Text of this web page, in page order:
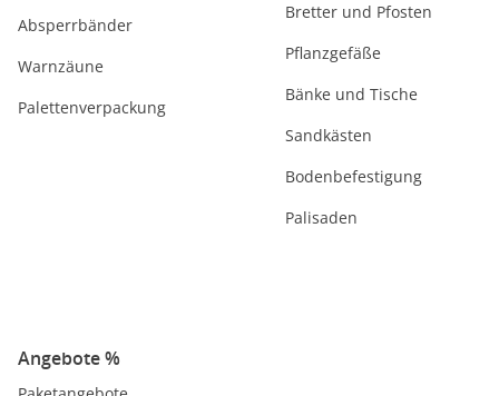
Absperrbänder
Warnzäune
Palettenverpackung
Bretter und Pfosten
Pflanzgefäße
Bänke und Tische
Sandkästen
Bodenbefestigung
Palisaden
Angebote %